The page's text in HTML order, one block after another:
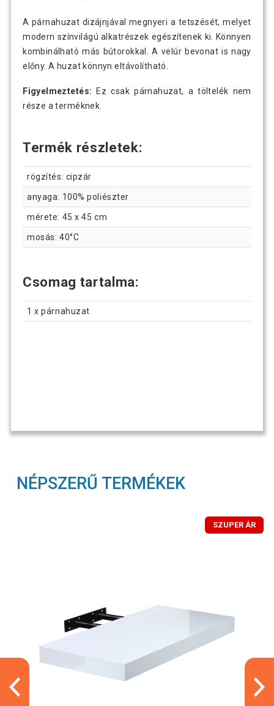
A párnahuzat dizájnjával megnyeri a tetszését, melyet
modern színvilágú alkatrészek egészítenek ki. Könnyen
kombinálható más bútorokkal. A velúr bevonat is nagy
előny. A huzat könnyn eltávolítható.
Figyelmeztetés: Ez csak párnahuzat, a töltelék nem
része a terméknek.
Termék részletek:
rögzítés: cipzár
anyaga: 100% poliészter
mérete: 45 x 45 cm
mosás: 40°C
Csomag tartalma:
1 x párnahuzat
NÉPSZERŰ TERMÉKEK
SZUPER ÁR